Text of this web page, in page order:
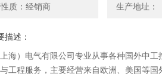
质：经销商 生产地址：
描述：
海）电气有限公司专业从事各种国外中工
工程服务，主要经营来自欧洲、美国等国